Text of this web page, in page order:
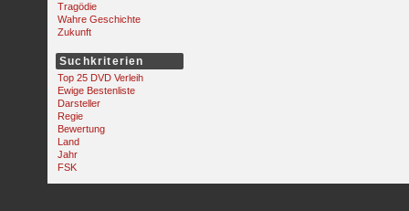
Tragödie
Wahre Geschichte
Zukunft
Suchkriterien
Top 25 DVD Verleih
Ewige Bestenliste
Darsteller
Regie
Bewertung
Land
Jahr
FSK